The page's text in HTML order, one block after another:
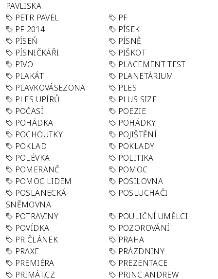
PAVLISKA
PETR PAVEL
PF
PF 2014
PÍSEK
PÍSEŇ
PÍSNĚ
PÍSNIČKÁŘI
PIŠKOT
PIVO
PLACEMENT TEST
PLAKÁT
PLANETÁRIUM
PLAVKOVÁSEZONA
PLES
PLES UPÍRŮ
PLUS SIZE
POČASÍ
POEZIE
POHÁDKA
POHÁDKY
POCHOUTKY
POJIŠTĚNÍ
POKLAD
POKLADY
POLÉVKA
POLITIKA
POMERANČ
POMOC
POMOC LIDEM
POSILOVNA
POSLANECKÁ
SNĚMOVNA
POSLUCHAČI
POTRAVINY
POULIČNÍ UMĚLCI
POVÍDKA
POZOROVÁNÍ
PR ČLÁNEK
PRAHA
PRAXE
PRÁZDNINY
PREMIÉRA
PREZENTACE
PRIMÁT.CZ
PRINC ANDREW